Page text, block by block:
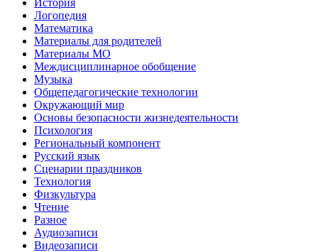
Логопедия
Математика
Материалы для родителей
Материалы МО
Междисциплинарное обобщение
Музыка
Общепедагогические технологии
Окружающий мир
Основы безопасности жизнедеятельности
Психология
Региональный компонент
Русский язык
Сценарии праздников
Технология
Физкультура
Чтение
Разное
Аудиозаписи
Видеозаписи